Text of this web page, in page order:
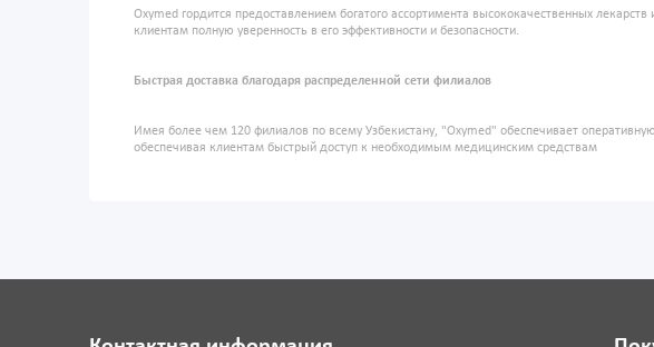
Oxymed гордится предоставлением богатого ассортимента высококачественных
клиентам полную уверенность в его эффективности и безопасности.
Быстрая доставка благодаря распределенной сети филиалов
Имея более чем 120 филиалов по всему Узбекистану, "Oxymed" обеспечивает
обеспечивая клиентам быстрый доступ к необходимым медицинским средствам